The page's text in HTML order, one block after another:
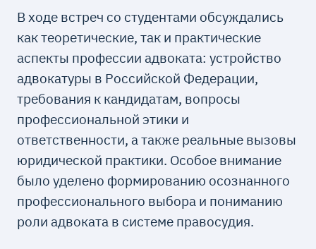
В ходе встреч со студентами обсуждались
как теоретические, так и практические
аспекты профессии адвоката: устройство
адвокатуры в Российской Федерации,
требования к кандидатам, вопросы
профессиональной этики и
ответственности, а также реальные вызовы
юридической практики. Особое внимание
было уделено формированию осознанного
профессионального выбора и пониманию
роли адвоката в системе правосудия.